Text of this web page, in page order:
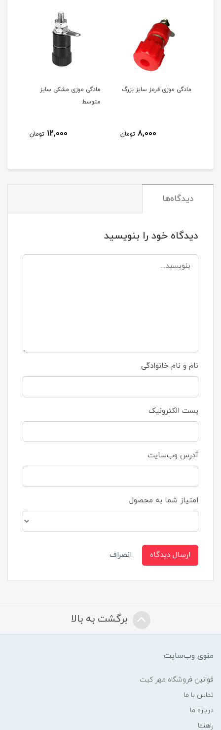
سایز بزرگ
مادگی موزی مشکی سایز
12,000
مادگی موزی قرمز سایز
12,000
دیدگاه‌ها
دیدگاه خود را بنویسید
نام و نام خانوادگی
پست الکترونیک
آدرس وب‌سایت
امتیاز شما به محصول
ارسال دیدگاه انصراف
برگشت به بالا
منوی وب‌سایت
قوانین فروشگاه مهر کیت
تماس با ما
درباره ما
راهنما